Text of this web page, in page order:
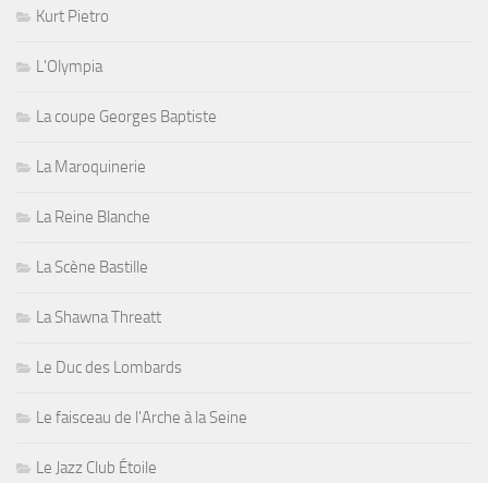
Kurt Pietro
L'Olympia
La coupe Georges Baptiste
La Maroquinerie
La Reine Blanche
La Scène Bastille
La Shawna Threatt
Le Duc des Lombards
Le faisceau de l'Arche à la Seine
Le Jazz Club Étoile